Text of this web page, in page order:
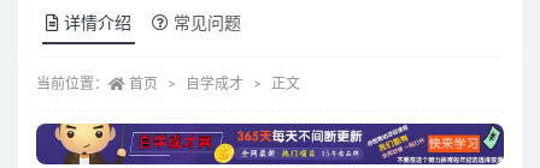
详情介绍 常见问题
当前位置： 首页 自学成才 正文